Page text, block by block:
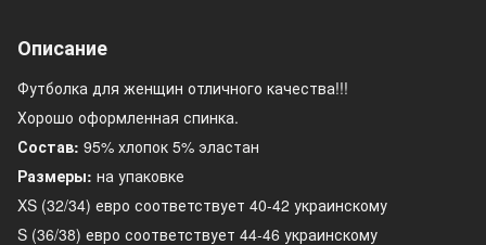
Описание
Футболка для женщин отличного качества!!!
Хорошо оформленная спинка.
Состав: 95% хлопок 5% эластан
Размеры: на упаковке
XS (32/34) евро соответствует 40-42 украинскому
S (36/38) евро соответствует 44-46 украинскому